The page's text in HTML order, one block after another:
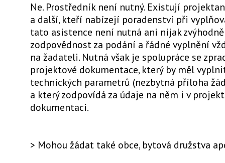
Ne. Prostředník není nutný. Existují
a další, kteří nabízejí poradenství při
tato asistence není nutná ani nijak
zodpovědnost za podání a řádné vyplnění
na žadateli. Nutná však je spolupráce se
projektové dokumentace, který by měl
technických parametrů (nezbytná příloha
a který zodpovídá za údaje na něm i v
dokumentaci.
> Mohou žádat také obce, bytová družstva